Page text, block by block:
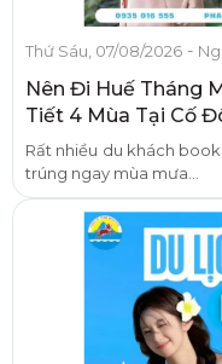
Thứ Sáu, 07/08/2026 -
Nên Đi Huế Tháng
Tiết 4 Mùa Tại Cố
Rất nhiều du khách
trúng ngay mùa mưa...